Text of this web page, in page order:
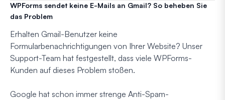
WPForms sendet keine E-Mails an Gmail? So beheben Sie
das Problem
Erhalten Gmail-Benutzer keine
Formularbenachrichtigungen von Ihrer Website? Unser
Support-Team hat festgestellt, dass viele WPForms-
Kunden auf dieses Problem stoßen.
Google hat schon immer strenge Anti-Spam-